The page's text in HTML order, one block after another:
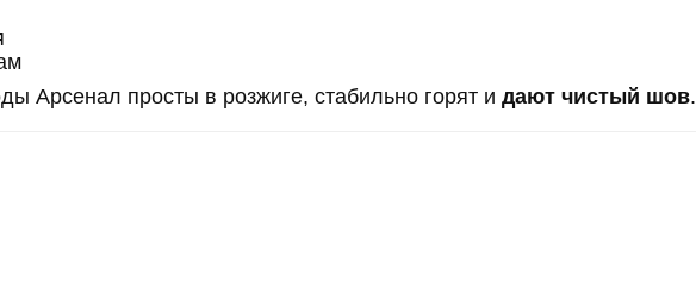
Арсенал просты в розжиге, стабильно горят и дают чистый шов.